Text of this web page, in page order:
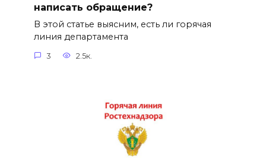
написать обращение?
В этой статье выясним, есть ли горячая
линия департамента
3 2.5к.